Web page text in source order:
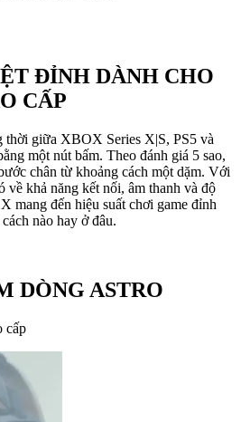
ĐỈNH DÀNH CHO
CẤP
thời giữa XBOX Series X|S, PS5 và
một nút bấm. Theo đánh giá 5 sao,
chân từ khoảng cách một dặm. Với
về khả năng kết nối, âm thanh và độ
mang đến hiệu suất chơi game đỉnh
nào hay ở đâu.
DÒNG ASTRO
cấp